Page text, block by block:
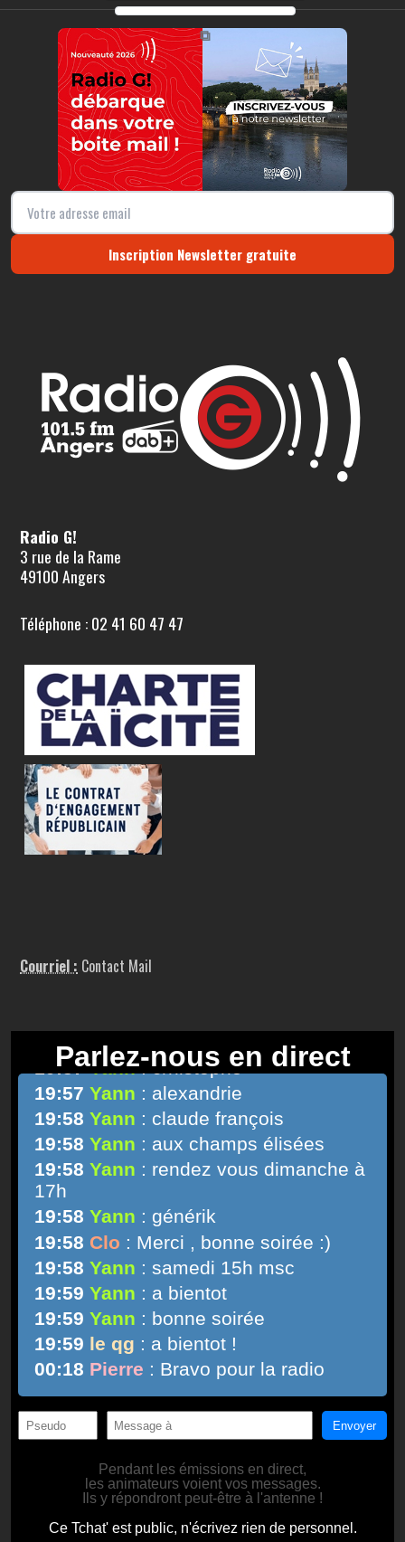
https://radio-g.fr?17418
⧉
Inscription Newsletter gratuite
Radio G!
3 rue de la Rame
49100 Angers
Téléphone : 02 41 60 47 47
Courriel : Contact Mail